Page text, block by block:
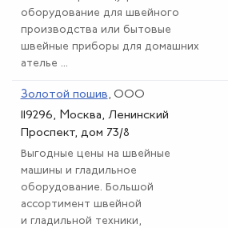
оборудование для швейного
производства или бытовые
швейные приборы для домашних
ателье ...
Золотой пошив, ООО
119296, Москва, Ленинский
Проспект, дом 73/8
Выгодные цены на швейные
машины и гладильное
оборудование. Большой
ассортимент швейной
и гладильной техники,